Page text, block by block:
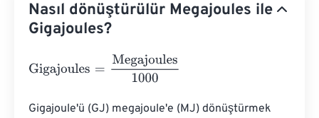
Nasıl dönüştürülür Megajoules ile
Gigajoules?
Gigajoules Megajoules1000
Gigajoule'ü (GJ) megajoule'e (MJ) dönüştürmek